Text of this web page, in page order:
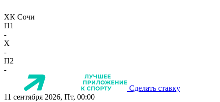
ХК Сочи
П1
-
X
-
П2
-
Сделать ставку
11 сентября 2026, Пт, 00:00